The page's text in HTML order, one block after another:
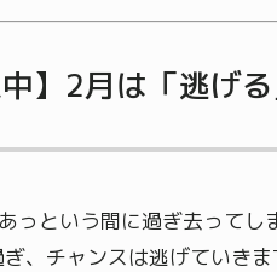
】2月は「逃げ
という間に過ぎ去ってし
、チャンスは逃げていきま